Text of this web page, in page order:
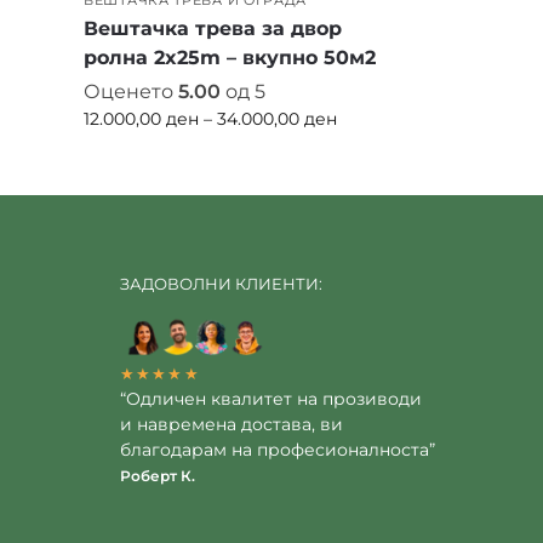
Вештачка трева за двор
ролна 2x25m – вкупно 50м2
Оценето5.00 од 5
12.000,00ден – 34.000,00ден
ЗАДОВОЛНИ КЛИЕНТИ:
★★★★★
“Одличен квалитет на прозиводи
и навремена достава, ви
благодарам на професионалноста”
Роберт К.